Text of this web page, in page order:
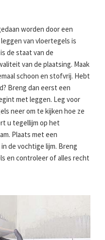
worden door een
van vloertegels is
de staat van de
van de plaatsing. Maak
schoon en stofvrij. Hebt
Breng dan eerst een
met leggen. Leg voor
neer om te kijken hoe ze
u tegellijm op het
Plaats met een
de vochtige lijm. Breng
en controleer of alles recht